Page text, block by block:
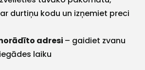
durtiņu kodu un izņemiet preci
adresi – gaidiet zvanu
laiku